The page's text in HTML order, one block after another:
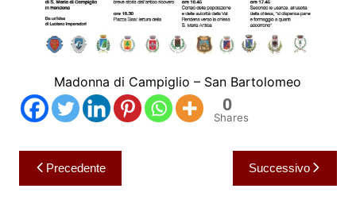
Madonna di Campiglio – San Bartolomeo
0
Shares
Navigazione
articoli
Precedente Successivo